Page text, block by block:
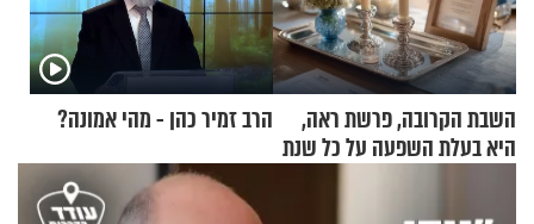
השבת הקרובה, פרשת ראה,
היא בעלת השפעה על כל שנת
הרב זמיר כהן - מהי אמונה?